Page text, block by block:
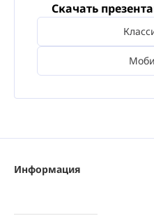
Скачать
Информация